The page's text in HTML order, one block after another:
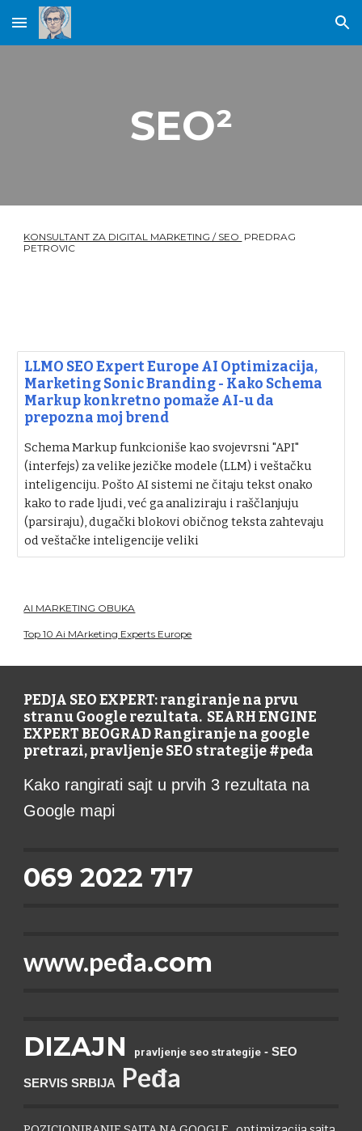
Skip to main content Skip to navigation
SEO²
KONSULTANT ZA DIGITAL MARKETING / SEO PREDRAG
PETROVIC
LLMO SEO Expert Europe AI Optimizacija,
Marketing Sonic Branding - Kako Schema
Markup konkretno pomaže AI-u da
prepozna moj brend
Schema Markup funkcioniše kao svojevrsni "API"
(interfejs) za velike jezičke modele (LLM) i veštačku
inteligenciju. Pošto AI sistemi ne čitaju tekst onako
kako to rade ljudi, već ga analiziraju i raščlanjuju
(parsiraju), dugački blokovi običnog teksta zahtevaju
od veštačke inteligencije veliki
AI MARKETING OBUKA
Top 10 Ai MArketing Experts Europe
PEDJA SEO EXPERT: rangiranje na prvu
stranu Google rezultata. SEARH ENGINE
EXPERT BEOGRAD Rangiranje na google
pretrazi, pravljenje SEO strategije #peđa
Kako rangirati sajt u prvih 3 rezultata na
Google mapi
069 2022 717
www.peđa.com
DIZAJN pravljenje seo strategije - SEO
SERVIS SRBIJA Peđa